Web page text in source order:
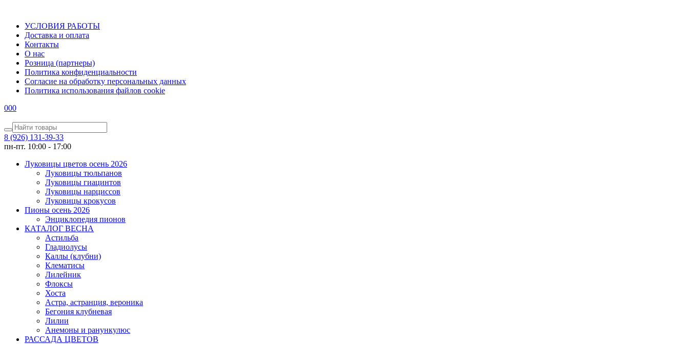
УСЛОВИЯ РАБОТЫ
Доставка и оплата
Контакты
О наc
Розница (партнеры)
Политика конфиденциальности
Согласие на обработку персональных данных
Политика использования файлов сookie
000
8 (926) 131-39-33
пн-пт. 10:00 - 17:00
Луковицы цветов осень 2026
Луковицы тюльпанов
Луковицы гиацинтов
Луковицы нарциссов
Луковицы крокусов
Пионы осень 2026
Энциклопедия пионов
КАТАЛОГ ВЕСНА
Астильба
Гладиолусы
Каллы (клубни)
Клематисы
Лилейник
Флоксы
Хоста
Астра, астранция, вероника
Бегония клубневая
Лилии
Анемоны и ранункулюс
РАССАДА ЦВЕТОВ